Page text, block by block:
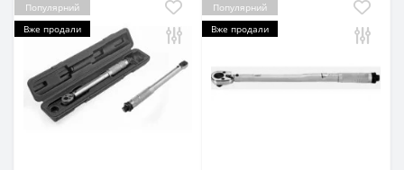
Популярний
Вже продали
Популярний
Вже продали